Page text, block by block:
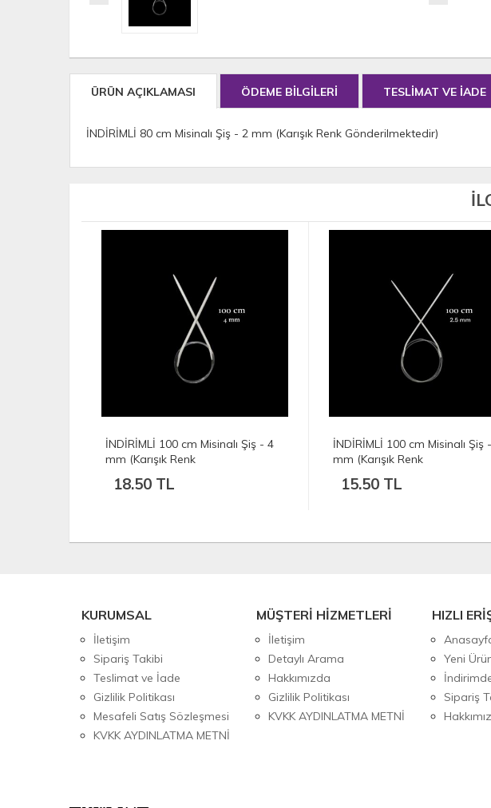
ÜRÜN AÇIKLAMASI ÖDEME BİLGİLERİ TESLİMAT VE İADE
İNDİRİMLİ 80 cm Misinalı Şiş - 2 mm (Karışık Renk Gönderilmektedir)
İNDİRİMLİ 100 cm Misinalı Şiş - 4
mm (Karışık Renk
18.50 TL
İNDİRİMLİ 100 cm Misinalı Şiş - 2.5
mm (Karışık Renk
15.50 TL
KURUMSAL
İletişim
Sipariş Takibi
Teslimat ve İade
Gizlilik Politikası
Mesafeli Satış Sözleşmesi
KVKK AYDINLATMA METNİ
MÜŞTERİ HİZMETLERİ
İletişim
Detaylı Arama
Hakkımızda
Gizlilik Politikası
KVKK AYDINLATMA METNİ
HIZLI
Yeni
Sipariş